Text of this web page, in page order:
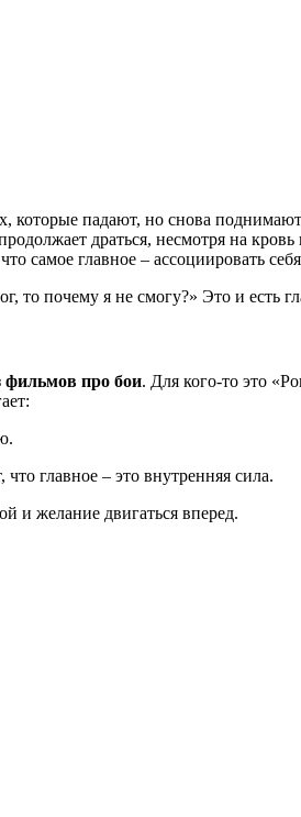
падают, но снова
драться, несмотря на кровь
самое главное – ассоциировать
то почему я не смогу?» Это и есть
фильмов про бои. Для кого-то это
главное – это внутренняя сила.
и желание двигаться вперед.